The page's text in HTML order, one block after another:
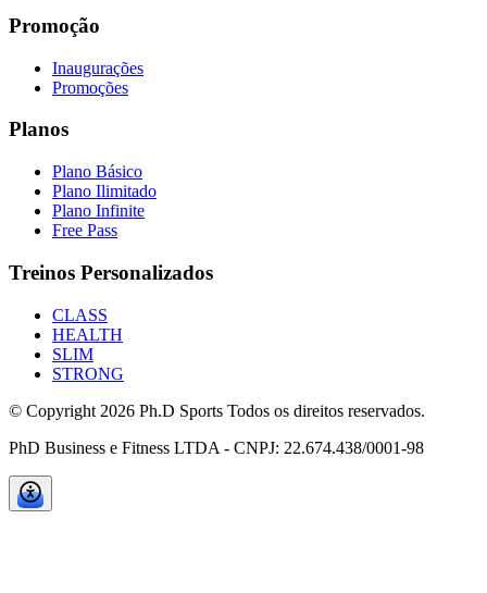
Promoção
Inaugurações
Promoções
Planos
Plano Básico
Plano Ilimitado
Plano Infinite
Free Pass
Treinos Personalizados
CLASS
HEALTH
SLIM
STRONG
© Copyright 2026 Ph.D Sports Todos os direitos reservados.
PhD Business e Fitness LTDA - CNPJ: 22.674.438/0001-98